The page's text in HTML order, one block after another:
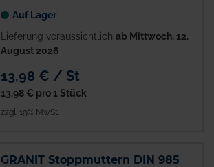
Auf Lager
Lieferung voraussichtlich ab Mittwoch, 12.
August 2026
13,98 € / St
13,98 € pro 1 Stück
zzgl. 19% MwSt.
GRANIT Stoppmuttern DIN 985